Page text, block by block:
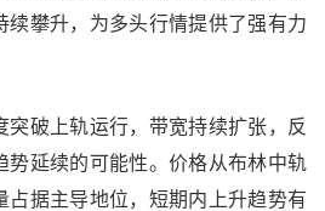
续攀升，为多头行情提供了强有力
突破上轨运行，带宽持续扩张，反
势延续的可能性。价格从布林中轨
占据主导地位，短期内上升趋势有